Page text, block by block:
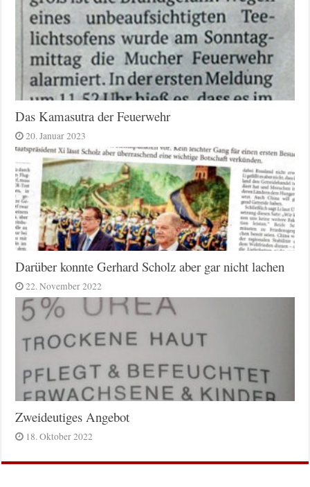
Das Kamasutra der Feuerwehr
20. Januar 2023
Darüber konnte Gerhard Scholz aber gar nicht lachen
22. November 2022
Zweideutiges Angebot
18. Oktober 2022